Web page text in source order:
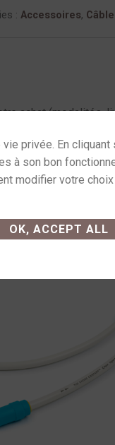
:Accessoires,
achat (modalités,
OK, ACCEPT ALL